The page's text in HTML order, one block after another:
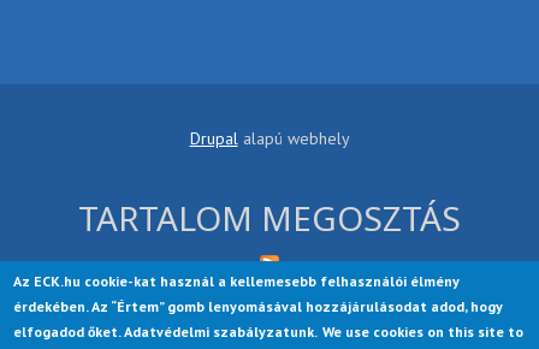
Az ECK.hu cookie-kat használ a kellemesebb felhasználói élmény
érdekében. Az “Értem” gomb lenyomásával hozzájárulásodat adod, hogy
elfogadod őket. Adatvédelmi szabályzatunk. We use cookies on this site to
Drupalalapú webhely
TARTALOM MEGOSZTÁS